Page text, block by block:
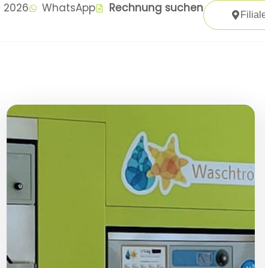
2026 WhatsApp Rechnung suchen